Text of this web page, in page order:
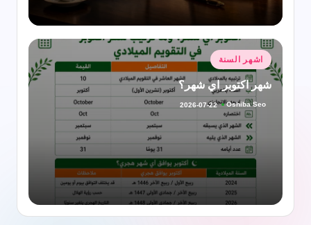
نُشر
في
اشهر السنة
شهر اكتوبر اي شهر؟
تمّ
النشر
بواسطة
Oshiba Seo
2026-07-22